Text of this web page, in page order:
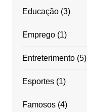
Educação(3)
Emprego(1)
Entreterimento(5)
Esportes(1)
Famosos(4)